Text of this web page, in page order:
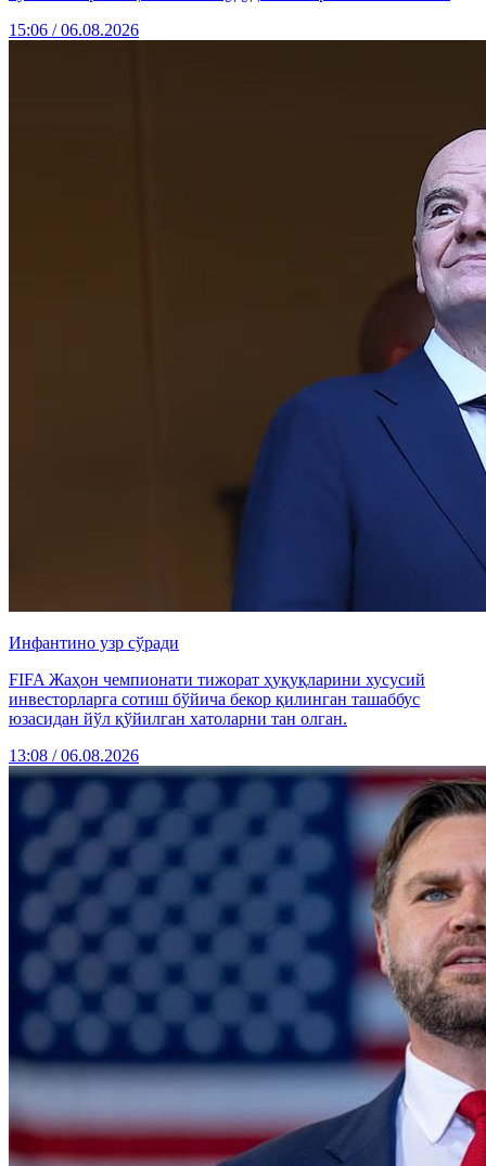
15:06 / 06.08.2026
Инфантино узр сўради
FIFA Жаҳон чемпионати тижорат ҳуқуқларини хусусий
инвесторларга сотиш бўйича бекор қилинган ташаббус
юзасидан йўл қўйилган хатоларни тан олган.
13:08 / 06.08.2026